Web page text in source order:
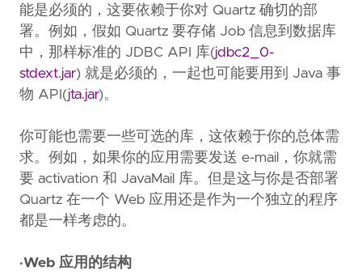
能是必须的，这要依赖于你对 Quartz 确切的部
署。例如，假如 Quartz 要存储 Job 信息到数据库
中，那样标准的 JDBC API 库(jdbc2_0-
stdext.jar) 就是必须的，一起也可能要用到 Java 事
物 API(jta.jar)。
你可能也需要一些可选的库，这依赖于你的总体需
求。例如，如果你的应用需要发送 e-mail，你就需
要 activation 和 JavaMail 库。但是这与你是否部署
Quartz 在一个 Web 应用还是作为一个独立的程序
都是一样考虑的。
·Web 应用的结构